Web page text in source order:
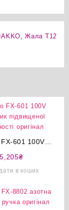
,Жала T12
601 100V
оригінал
5,205₴
в кошик